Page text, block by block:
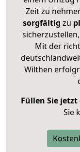
Zeit zu
sorgfältig zu
Mit der
Wilthen
Füllen Sie
Sie